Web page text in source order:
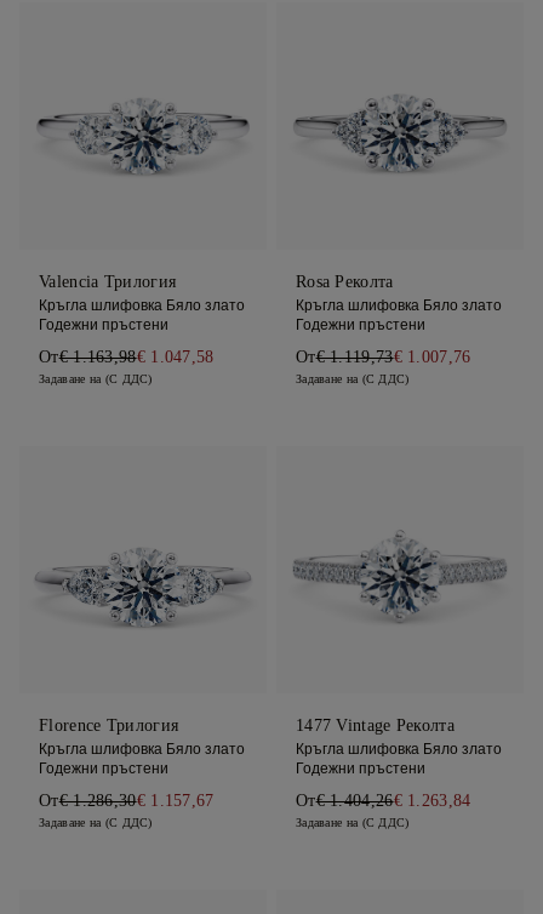
Valencia Трилогия
Кръгла шлифовка Бяло злато
Годежни пръстени
От€ 1.163,98€ 1.047,58
Задаване на (С ДДС)
Rosa Реколта
Кръгла шлифовка Бяло злато
Годежни пръстени
От€ 1.119,73€ 1.007,76
Задаване на (С ДДС)
Florence Трилогия
Кръгла шлифовка Бяло злато
Годежни пръстени
От€ 1.286,30€ 1.157,67
Задаване на (С ДДС)
1477 Vintage Реколта
Кръгла шлифовка Бяло злато
Годежни пръстени
От€ 1.404,26€ 1.263,84
Задаване на (С ДДС)